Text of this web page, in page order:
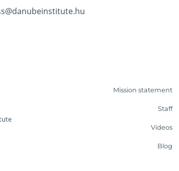
Mission statement
Staff
Videos
Blog